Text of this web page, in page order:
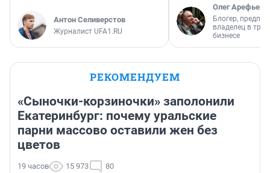
Антон Селиверстов
Журналист UFA1.RU
Олег Арефьев
Блогер,
владелец в
бизнесе
РЕКОМЕНДУЕМ
«Сыночки-корзиночки» заполонили
Екатеринбург: почему уральские
парни массово оставили жен без
цветов
19 часов 15 973 80